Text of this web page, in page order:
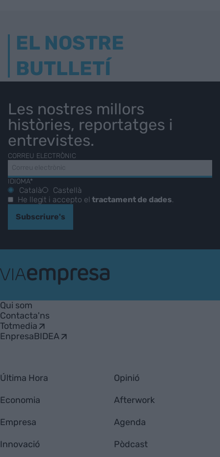
EL NOSTRE
BUTLLETÍ
Les nostres millors
històries, reportatges i
entrevistes.
CORREU ELECTRÒNIC
IDIOMA*
Català
Castellà
He llegit i accepto eltractament de dades.
Subscriure's
Empresa
Qui som
Contacta'ns
Totmedia
EnpresaBIDEA
Última Hora
Economia
Empresa
Innovació
Opinió
Afterwork
Agenda
Pòdcast